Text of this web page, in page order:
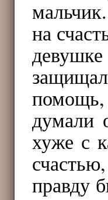
на
думали
хуже с
правду